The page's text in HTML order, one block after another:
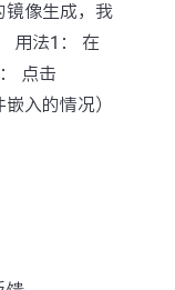
镜像生成，我
用法1： 在
点击
入的情况）